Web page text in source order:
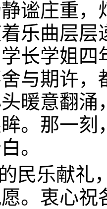
谧庄重，
乐曲层层
长学姐四
与期许
暖意翻涌
。那一
。
民乐献礼
。衷心